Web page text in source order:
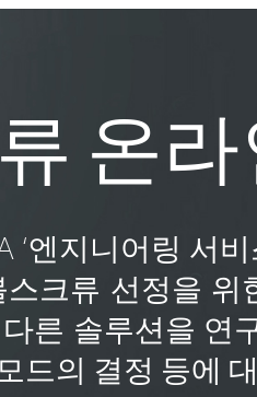
온
‘엔지니어링 서
크류 선정을 위
른 솔루션을 연
드의 결정 등에